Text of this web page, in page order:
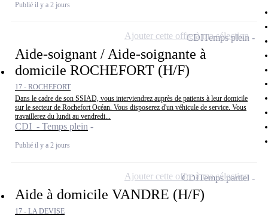
Publié il y a 2 jours
Aide-soignant / Aide-soignante à
domicile ROCHEFORT (H/F)
17 - ROCHEFORT
Dans le cadre de son SSIAD, vous interviendrez auprès de patients à leur domicile
sur le secteur de Rochefort Océan. Vous disposerez d'un véhicule de service. Vous
travaillerez du lundi au vendredi...
CDI - Temps plein
Publié il y a 2 jours
CDITemps plein
Ajouter cette offre à ma sélection
Aide à domicile VANDRE (H/F)
17 - LA DEVISE
CDITemps partiel
Ajouter cette offre à ma sélection